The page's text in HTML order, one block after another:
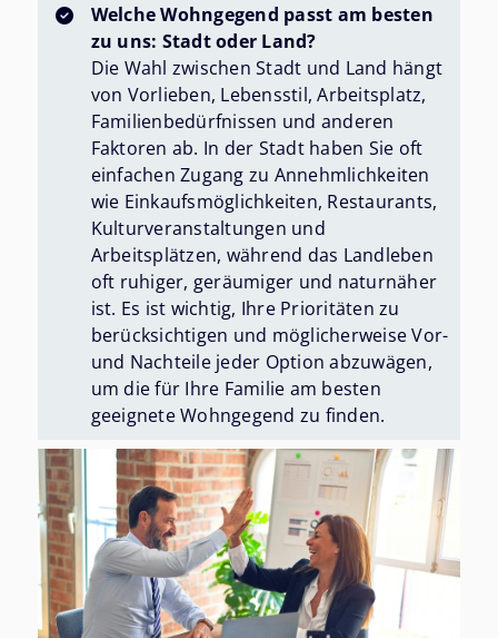
Welche Wohngegend passt am besten
zu uns: Stadt oder Land?
Die Wahl zwischen Stadt und Land hängt
von Vorlieben, Lebensstil, Arbeitsplatz,
Familienbedürfnissen und anderen
Faktoren ab. In der Stadt haben Sie oft
einfachen Zugang zu Annehmlichkeiten
wie Einkaufsmöglichkeiten, Restaurants,
Kulturveranstaltungen und
Arbeitsplätzen, während das Landleben
oft ruhiger, geräumiger und naturnäher
ist. Es ist wichtig, Ihre Prioritäten zu
berücksichtigen und möglicherweise Vor-
und Nachteile jeder Option abzuwägen,
um die für Ihre Familie am besten
geeignete Wohngegend zu finden.